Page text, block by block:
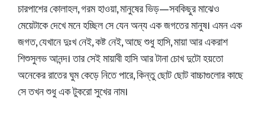
চারপাশের কোলাহল, গরম হাওয়া, মানুষের ভিড়—সবকিছুর মাঝেও
মেয়েটাকে দেখে মনে হচ্ছিল সে যেন অন্য এক জগতের মানুষ। এমন এক
জগত, যেখানে দুঃখ নেই, কষ্ট নেই, আছে শুধু হাসি, মায়া আর একরাশ
শিশুসুলভ আনন্দ। তার সেই মায়াবী হাসি আর টানা চোখ দুটো হয়তো
অনেকের রাতের ঘুম কেড়ে নিতে পারে, কিন্তু ছোট ছোট বাচ্চাগুলোর কাছে
সে তখন শুধু এক টুকরো সুখের নাম।